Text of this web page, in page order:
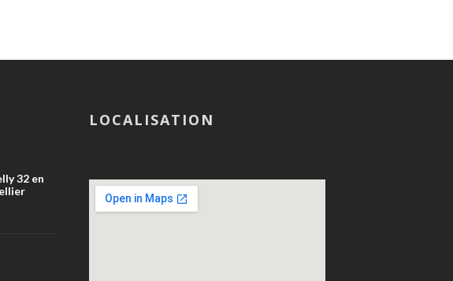
32 en
LOCALISATION